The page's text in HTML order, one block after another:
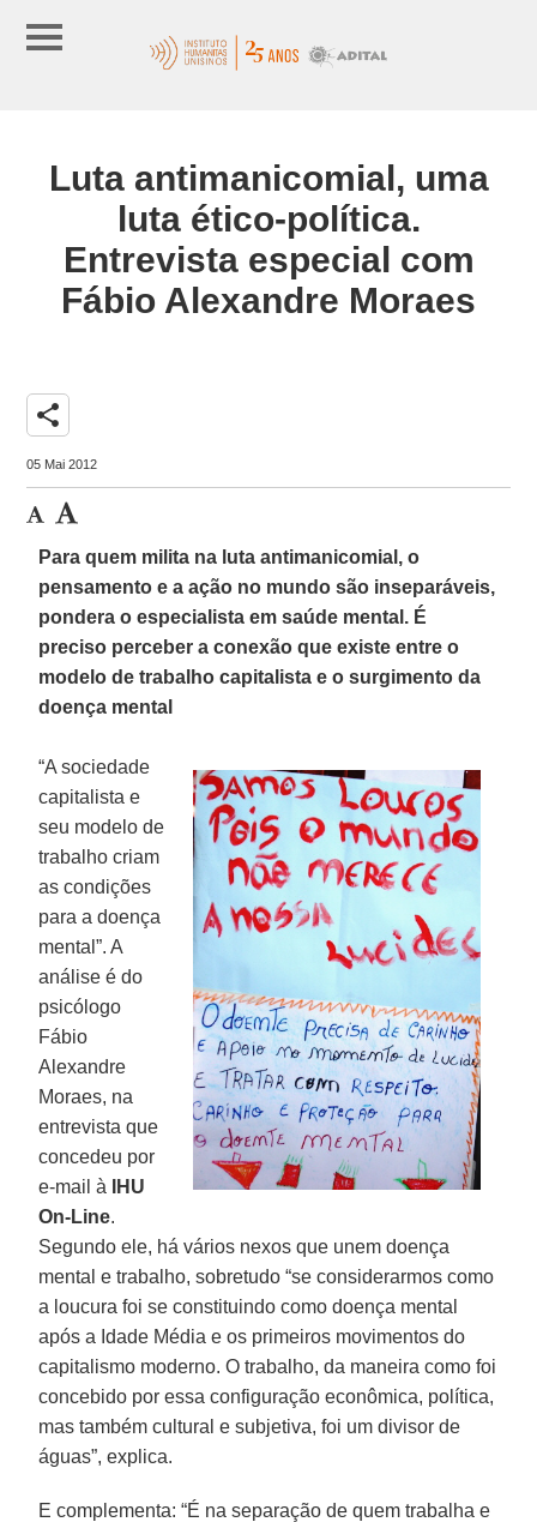
Luta antimanicomial, uma
luta ético-política.
Entrevista especial com
Fábio Alexandre Moraes
share
05 Mai 2012
Para quem milita na luta antimanicomial, o
pensamento e a ação no mundo são inseparáveis,
pondera o especialista em saúde mental. É
preciso perceber a conexão que existe entre o
modelo de trabalho capitalista e o surgimento da
doença mental
“A sociedade
capitalista e
seu modelo de
trabalho criam
as condições
para a doença
mental”. A
análise é do
psicólogo
Fábio
Alexandre
Moraes, na
entrevista que
concedeu por
e-mail à
IHU
On-Line.
Segundo ele, há vários nexos que unem doença
mental e trabalho, sobretudo “se considerarmos como
a loucura foi se constituindo como doença mental
após a Idade Média e os primeiros movimentos do
capitalismo moderno. O trabalho, da maneira como foi
concebido por essa configuração econômica, política,
mas também cultural e subjetiva, foi um divisor de
águas”, explica.
E complementa: “É na separação de quem trabalha e